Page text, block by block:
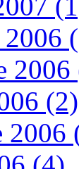
2006
(2)
2006